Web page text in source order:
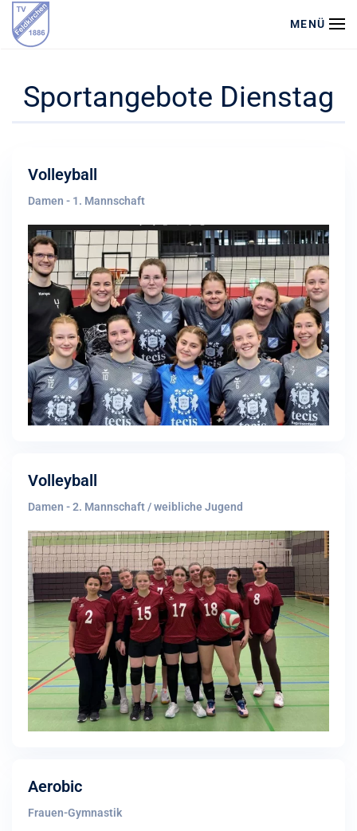
Zum Hauptinhalt springen
MENÜ
Sportangebote Dienstag
Volleyball
Damen - 1. Mannschaft
Volleyball
Damen - 2. Mannschaft / weibliche Jugend
Aerobic
Frauen-Gymnastik